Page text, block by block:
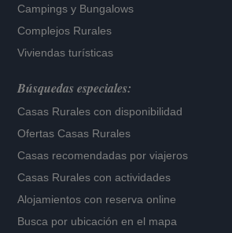
Campings y Bungalows
Complejos Rurales
Viviendas turísticas
Búsquedas especiales:
Casas Rurales con disponibilidad
Ofertas Casas Rurales
Casas recomendadas por viajeros
Casas Rurales con actividades
Alojamientos con reserva online
Busca por ubicación en el mapa